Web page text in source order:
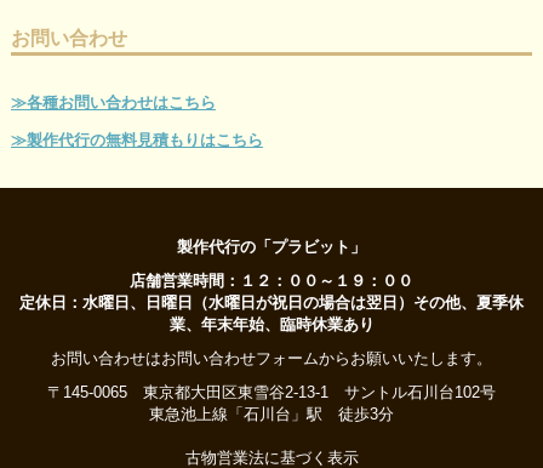
お問い合わせ
≫各種お問い合わせはこちら
≫製作代行の無料見積もりはこちら
製作代行の「プラビット」
店舗営業時間：１２：００～１９：００
定休日：水曜日、日曜日（水曜日が祝日の場合は翌日）その他、夏季休
業、年末年始、臨時休業あり
お問い合わせはお問い合わせフォームからお願いいたします。
〒145-0065 東京都大田区東雪谷2-13-1 サントル石川台102号
東急池上線「石川台」駅 徒歩3分
古物営業法に基づく表示